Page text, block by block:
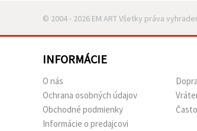
© 2004 - 2026 EM ART Všetky práva
INFORMÁCIE
O nás
Ochrana osobných údajov
Obchodné podmienky
Informácie o predajcovi